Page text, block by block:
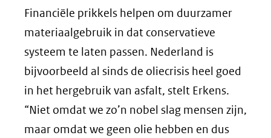
Financiële prikkels helpen om duurzamer
materiaalgebruik in dat conservatieve
systeem te laten passen. Nederland is
bijvoorbeeld al sinds de oliecrisis heel goed
in het hergebruik van asfalt, stelt Erkens.
“Niet omdat we zo’n nobel slag mensen zijn,
maar omdat we geen olie hebben en dus